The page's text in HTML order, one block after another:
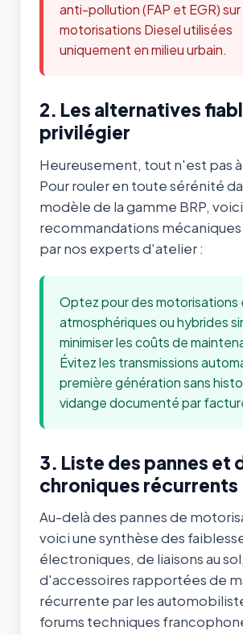
anti-pollution (FAP et EGR) sur
motorisations Diesel utilisées
uniquement en milieu urbain.
2. Les alternatives
privilégier
Heureusement, tout n'est pas
Pour rouler en toute sérénité
modèle de la gamme BRP,
recommandations
par nos experts d'atelier :
Optez pour des motorisations
atmosphériques ou hybrides
minimiser les coûts de
Évitez les transmissions
première génération sans
vidange documenté par
3. Liste des pannes et
chroniques récurrents
Au-delà des pannes de
voici une synthèse des
électroniques, de liaisons au
d'accessoires rapportées de
récurrente par les
forums techniques